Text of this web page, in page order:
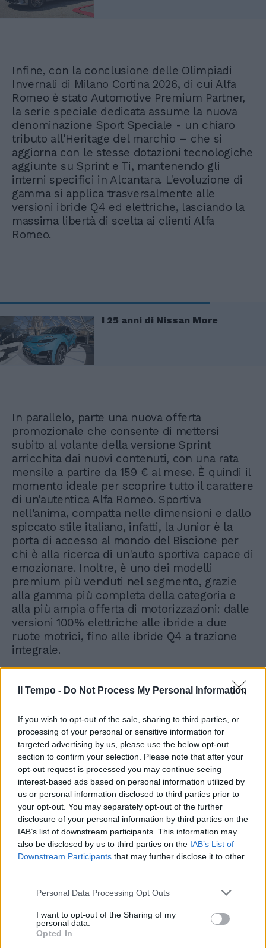
Il Tempo - Do Not Process My Personal Information
If you wish to opt-out of the sale, sharing to third parties, or
processing of your personal or sensitive information for
targeted advertising by us, please use the below opt-out
section to confirm your selection. Please note that after your
opt-out request is processed you may continue seeing
interest-based ads based on personal information utilized by
us or personal information disclosed to third parties prior to
your opt-out. You may separately opt-out of the further
disclosure of your personal information by third parties on the
IAB’s list of downstream participants. This information may
also be disclosed by us to third parties on the IAB’s List of
Downstream Participants that may further disclose it to other
Personal Data Processing Opt Outs
I want to opt-out of the Sharing of my
personal data.
Opted In
Infine, con la conclusione delle Olimpiadi
Invernali di Milano Cortina 2026, di cui Alfa
Romeo è stato Automotive Premium Partner,
la serie speciale dedicata assume la nuova
denominazione Sport Speciale - un chiaro
tributo all'Heritage del marchio – che si
aggiorna con le stesse dotazioni tecnologiche
aggiunte su Sprint e Ti, mantenendo gli
interni specifici in Alcantara. L'evoluzione di
gamma si applica trasversalmente alle
versioni ibride Q4 ed elettriche, lasciando la
massima libertà di scelta ai clienti Alfa
Romeo.
I 25 anni di Nissan More
In parallelo, parte una nuova offerta
promozionale che consente di mettersi
subito al volante della versione Sprint
arricchita dai nuovi contenuti, con una rata
mensile a partire da 159 € al mese. È quindi il
momento ideale per scoprire tutto il carattere
di un’autentica Alfa Romeo. Sportiva
nell'anima, compatta nelle dimensioni e dallo
spiccato stile italiano, infatti, la Junior è la
porta di accesso al mondo del Biscione per
chi è alla ricerca di un'auto sportiva capace di
emozionare. Inoltre, è uno dei modelli
premium più venduti nel segmento, grazie
alla gamma più completa della categoria e
alla più ampia offerta di motorizzazioni: dalle
versioni 100% elettriche alle ibride a due
ruote motrici, fino alle ibride Q4 a trazione
integrale.